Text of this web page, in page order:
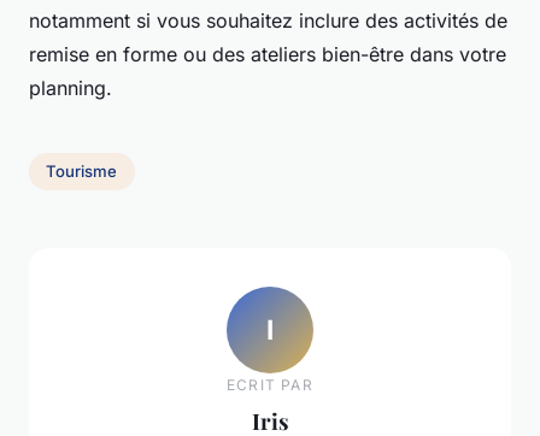
notamment si vous souhaitez inclure des activités de
remise en forme ou des ateliers bien-être dans votre
planning.
Tourisme
I
ECRIT PAR
Iris